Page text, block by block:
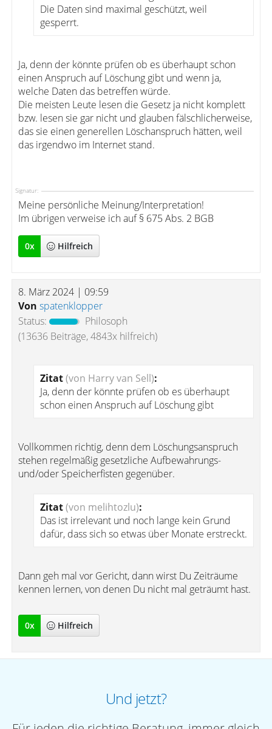
Die Daten sind maximal geschützt, weil
gesperrt.
Ja, denn der könnte prüfen ob es überhaupt schon
einen Anspruch auf Löschung gibt und wenn ja,
welche Daten das betreffen würde.
Die meisten Leute lesen die Gesetz ja nicht komplett
bzw. lesen sie gar nicht und glauben fälschlicherweise,
das sie einen generellen Löschanspruch hätten, weil
das irgendwo im Internet stand.
Signatur:
Meine persönliche Meinung/Interpretation!
Im übrigen verweise ich auf § 675 Abs. 2 BGB
0x Hilfreich
8. März 2024 | 09:59
Von spatenklopper
Status:
Philosoph
(13636 Beiträge, 4843x hilfreich)
Zitat(von Harry van Sell):
Ja, denn der könnte prüfen ob es überhaupt
schon einen Anspruch auf Löschung gibt
Vollkommen richtig, denn dem Löschungsanspruch
stehen regelmäßig gesetzliche Aufbewahrungs-
und/oder Speicherfisten gegenüber.
Zitat(von melihtozlu):
Das ist irrelevant und noch lange kein Grund
dafür, dass sich so etwas über Monate erstreckt.
Dann geh mal vor Gericht, dann wirst Du Zeiträume
kennen lernen, von denen Du nicht mal geträumt hast.
0x Hilfreich
Und jetzt?